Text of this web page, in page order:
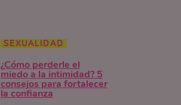
SEXUALIDAD
¿Cómo perderle el
miedo a la intimidad? 5
consejos para fortalecer
la confianza